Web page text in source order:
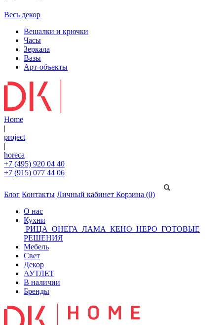
Весь декор
Вешалки и крючки
Часы
Зеркала
Вазы
Арт-объекты
Home
|
project
|
horeca
+7 (495) 920 04 40
+7 (915) 077 44 06
Блог Контакты Личный кабинет Корзина (0)
О нас
Кухни
РИЦА ОНЕГА ЛАМА КЕНО НЕРО ГОТОВЫЕ
РЕШЕНИЯ
Мебель
Свет
Декор
АУТЛЕТ
В наличии
Бренды